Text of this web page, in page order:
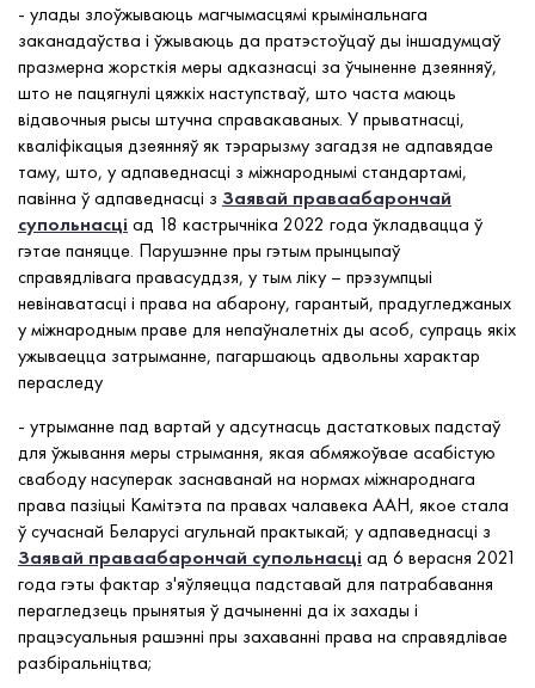
- улады злоўжываюць магчымасцямі крымінальнага
заканадаўства і ўжываюць да пратэстоўцаў ды іншадумцаў
празмерна жорсткія меры адказнасці за ўчыненне дзеянняў,
што не пацягнулі цяжкіх наступстваў, што часта маюць
відавочныя рысы штучна справакаваных. У прыватнасці,
кваліфікацыя дзеянняў як тэрарызму загадзя не адпавядае
таму, што, у адпаведнасці з міжнароднымі стандартамі,
павінна ў адпаведнасці з Заявай праваабарончай
супольнасці ад 18 кастрычніка 2022 года ўкладвацца ў
гэтае паняцце. Парушэнне пры гэтым прынцыпаў
справядлівага правасуддзя, у тым ліку – прэзумпцыі
невінаватасці і права на абарону, гарантый, прадугледжаных
у міжнародным праве для непаўналетніх ды асоб, супраць якіх
ужываецца затрыманне, пагаршаюць адвольны характар
пераследу
- утрыманне пад вартай у адсутнасць дастатковых падстаў
для ўжывання меры стрымання, якая абмяжоўвае асабістую
свабоду насуперак заснаванай на нормах міжнароднага
права пазіцыі Камітэта па правах чалавека ААН, якое стала
ў сучаснай Беларусі агульнай практыкай; у адпаведнасці з
Заявай праваабарончай супольнасці ад 6 верасня 2021
года гэты фактар з'яўляецца падставай для патрабавання
перагледзець прынятыя ў дачыненні да іх захады і
працэсуальныя рашэнні пры захаванні права на справядлівае
разбіральніцтва;